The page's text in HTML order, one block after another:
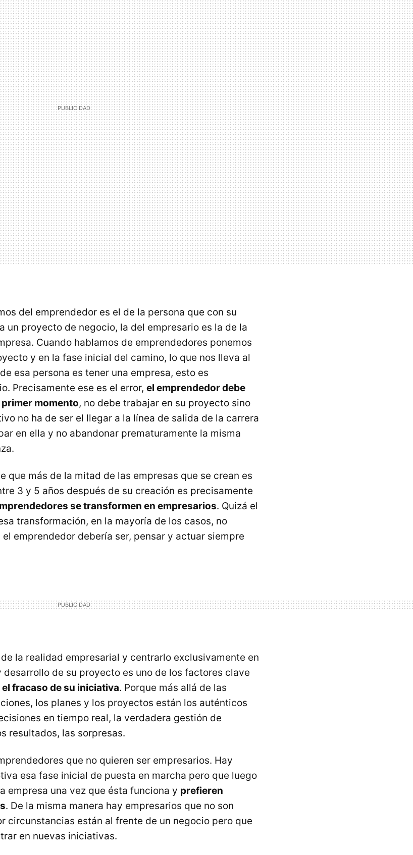
del emprendedor es el de la persona que con su
un proyecto de negocio, la del empresario es la de la
Cuando hablamos de emprendedores ponemos
y en la fase inicial del camino, lo que nos lleva al
esa persona es tener una empresa, esto es
Precisamente ese es el error, el emprendedor debe
momento, no debe trabajar en su proyecto sino
no ha de ser el llegar a la línea de salida de la carrera
en ella y no abandonar prematuramente la misma
que más de la mitad de las empresas que se crean es
3 y 5 años después de su creación es precisamente
se transformen en empresarios. Quizá el
transformación, en la mayoría de los casos, no
emprendedor debería ser, pensar y actuar siempre
la realidad empresarial y centrarlo exclusivamente en
de su proyecto es uno de los factores clave
el fracaso de su iniciativa. Porque más allá de las
los planes y los proyectos están los auténticos
en tiempo real, la verdadera gestión de
resultados, las sorpresas.
que no quieren ser empresarios. Hay
esa fase inicial de puesta en marcha pero que luego
empresa una vez que ésta funciona y prefieren
. De la misma manera hay empresarios que no son
circunstancias están al frente de un negocio pero que
en nuevas iniciativas.